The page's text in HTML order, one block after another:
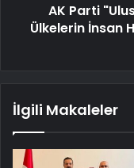
AK Parti
Ülkelerin İnsan
İlgili Makaleler